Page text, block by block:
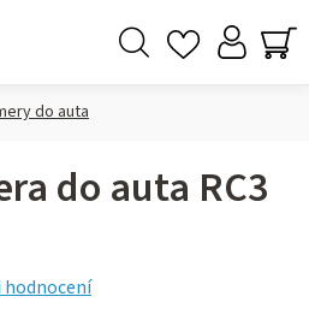
do auta
do auta RC3